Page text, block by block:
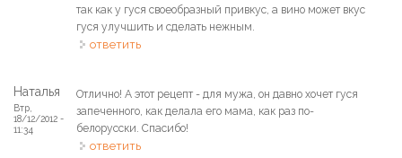
так как у гуся своеобразный привкус, а вино может вкус
гуся улучшить и сделать нежным.
ответить
Наталья
Втр,
18/12/2012 -
11:34
Отлично! А этот рецепт - для мужа, он давно хочет гуся
запеченного, как делала его мама, как раз по-
белорусски. Спасибо!
ответить